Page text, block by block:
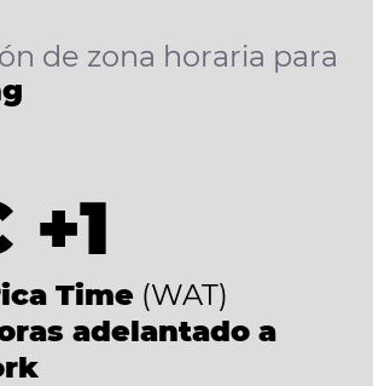
de zona horaria para
+1
Time (WAT)
adelantado a